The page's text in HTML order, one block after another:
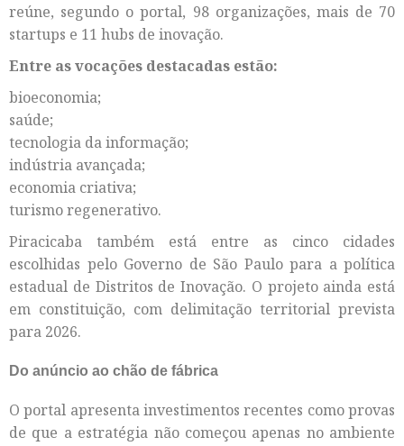
reúne, segundo o portal, 98 organizações, mais de 70
startups e 11 hubs de inovação.
Entre as vocações destacadas estão:
bioeconomia;
saúde;
tecnologia da informação;
indústria avançada;
economia criativa;
turismo regenerativo.
Piracicaba também está entre as cinco cidades
escolhidas pelo Governo de São Paulo para a política
estadual de Distritos de Inovação. O projeto ainda está
em constituição, com delimitação territorial prevista
para 2026.
Do anúncio ao chão de fábrica
O portal apresenta investimentos recentes como provas
de que a estratégia não começou apenas no ambiente